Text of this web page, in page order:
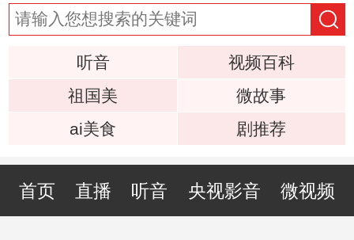
听音
视频百科
祖国美
微故事
ai美食
剧推荐
首页 直播 听音 央视影音 微视频